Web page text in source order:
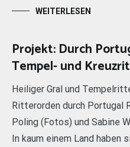
WEITERLESEN
Projekt: Durch
Tempel- und
Heiliger Gral und
Ritterorden durch Portugal
Poling (Fotos) und Sabine
In kaum einem Land haben